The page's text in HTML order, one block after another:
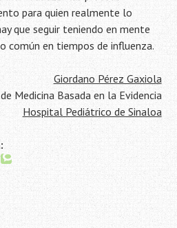
para quien realmente lo
que seguir teniendo en mente
común en tiempos de influenza.
Giordano Pérez Gaxiola
Medicina Basada en la Evidencia
Hospital Pediátrico de Sinaloa